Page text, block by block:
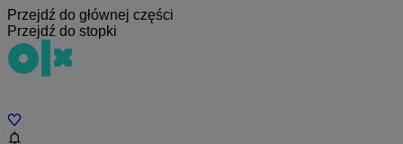
Przejdź do głównej części
Przejdź do stopki